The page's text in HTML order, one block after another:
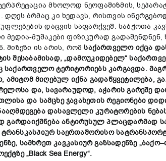
მხოლოდ ნეოფაშიზმის,
ბრმაც კი ხედავს, რისთვის
დაცვის საფარქვეშ. საბჭოთა
მუშაკები ფიზიკურად
მიზეზი ის არის, რომსაქართველო იქცა
შესაბამისად, „დამოუკიდებელ“
საქართველო ტერიტორიებს კარგავდა.
, ამიტომ მიღებულ იქნა გადაწყვეტილება,
და,სავარაუდოდ, აჭარის გარეშე
და სამცხე ჯავახეთის რეგიონები
დასავლელი კურატორების
გარდაიქმნება ანტირუსულ პლაცდარმად
ტრანსკასპიურ საერთაშორისო
ზე, სამხრეთ კავკასიურ გაზსადენზე„ბაქო–
„Black Sea Energy“.